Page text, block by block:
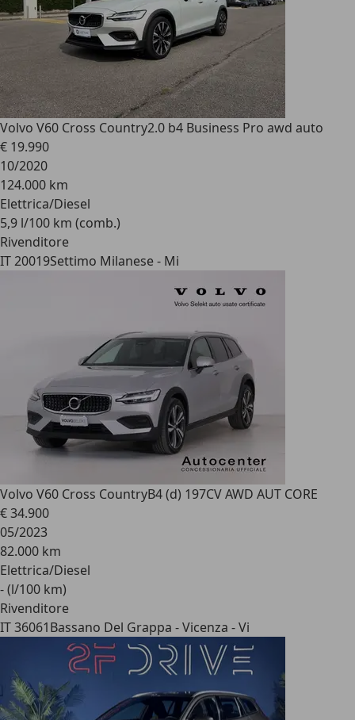
Volvo V60 Cross Country2.0 b4 Business Pro awd auto
€ 19.990
10/2020
124.000 km
Elettrica/Diesel
5,9 l/100 km (comb.)
Rivenditore
IT 20019Settimo Milanese - Mi
Volvo V60 Cross CountryB4 (d) 197CV AWD AUT CORE
€ 34.900
05/2023
82.000 km
Elettrica/Diesel
- (l/100 km)
Rivenditore
IT 36061Bassano Del Grappa - Vicenza - Vi